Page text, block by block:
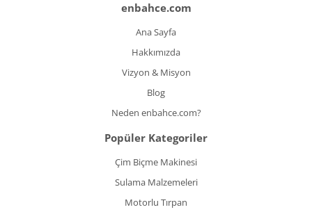
enbahce.com
Ana Sayfa
Hakkımızda
Vizyon & Misyon
Blog
Neden enbahce.com?
Popüler Kategoriler
Çim Biçme Makinesi
Sulama Malzemeleri
Motorlu Tırpan